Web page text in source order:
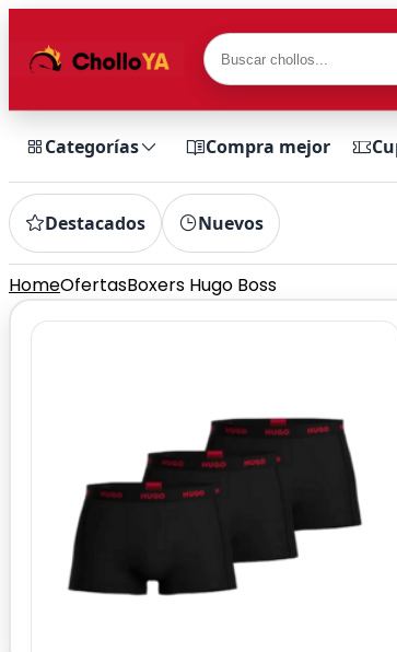
Categorías Compra mejor
Destacados Nuevos
HomeOfertasBoxers Hugo Boss